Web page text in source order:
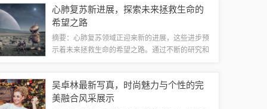
了对角色的深入理解和精湛演技，他赋予...
心肺复苏新进展，探索未来拯救生命的
希望之路
摘要：心肺复苏领域正迎来新的进展，这些进步预
示着未来拯救生命的希望之路。通过不断的研究和
的生命支持技术和药物应用，以提高复苏成功...
吴卓林最新写真，时尚魅力与个性的完
美融合风采展示